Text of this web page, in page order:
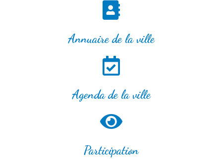
Annuaire de la ville
Agenda de la ville
Participation